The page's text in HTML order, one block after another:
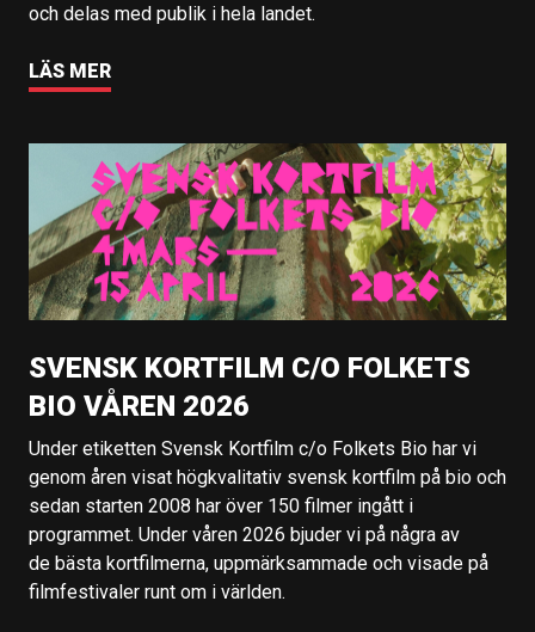
och delas med publik i hela landet.
LÄS MER
SVENSK KORTFILM C/O FOLKETS
BIO VÅREN 2026
Under etiketten Svensk Kortfilm c/o Folkets Bio har vi
genom åren visat högkvalitativ svensk kortfilm på bio och
sedan starten 2008 har över 150 filmer ingått i
programmet. Under våren 2026 bjuder vi på några av
de bästa kortfilmerna, uppmärksammade och visade på
filmfestivaler runt om i världen.